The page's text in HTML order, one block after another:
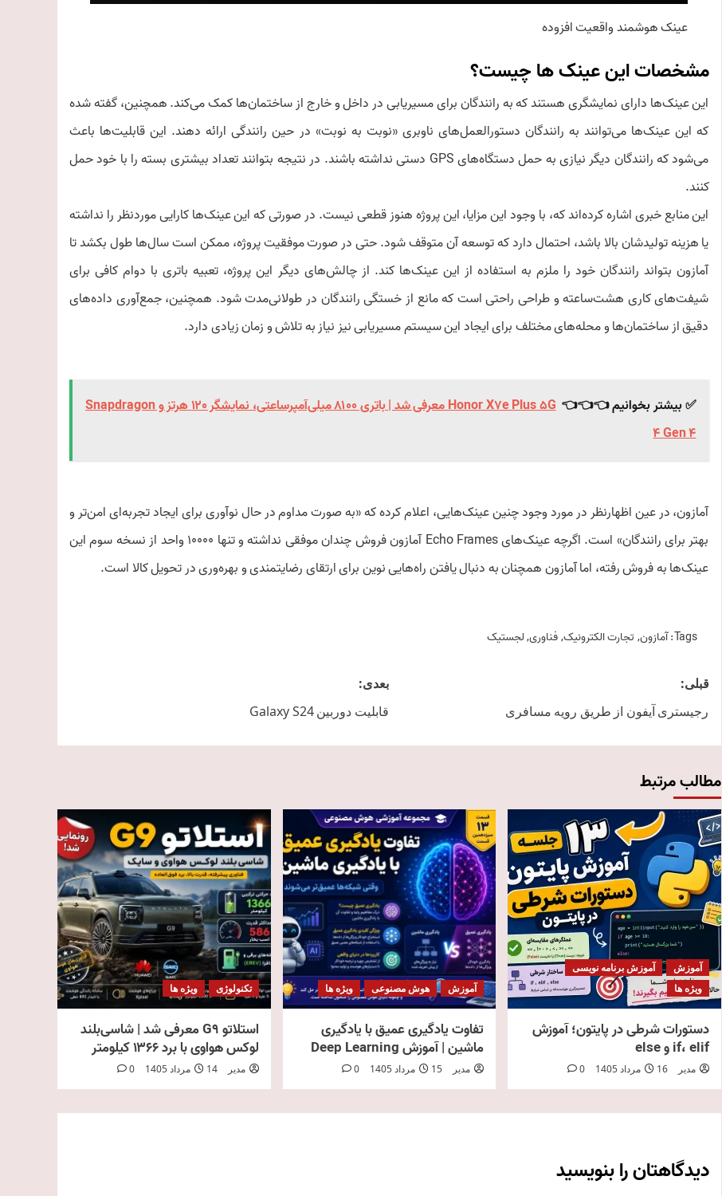
عینک‌ هوشمند واقعیت افزوده
مشخصات این عینک ها چیست؟
این عینک‌ها دارای نمایشگری هستند که به رانندگان برای مسیریابی در داخل و خارج از ساختمان‌ها کمک می‌کند. همچنین، گفته شده
که این عینک‌ها می‌توانند به رانندگان دستورالعمل‌های ناوبری «نوبت به نوبت» در حین رانندگی ارائه دهند. این قابلیت‌ها باعث
می‌شود که رانندگان دیگر نیازی به حمل دستگاه‌های GPS دستی نداشته باشند. در نتیجه بتوانند تعداد بیشتری بسته را با خود حمل
کنند.
این منابع خبری اشاره کرده‌اند که، با وجود این مزایا، این پروژه هنوز قطعی نیست. در صورتی که این عینک‌ها کارایی موردنظر را نداشته
یا هزینه تولیدشان بالا باشد، احتمال دارد که توسعه آن متوقف شود. حتی در صورت موفقیت پروژه، ممکن است سال‌ها طول بکشد تا
آمازون بتواند رانندگان خود را ملزم به استفاده از این عینک‌ها کند. از چالش‌های دیگر این پروژه، تعبیه باتری با دوام کافی برای
شیفت‌های کاری هشت‌ساعته و طراحی راحتی است که مانع از خستگی رانندگان در طولانی‌مدت شود. همچنین، جمع‌آوری داده‌های
دقیق از ساختمان‌ها و محله‌های مختلف برای ایجاد این سیستم مسیریابی نیز نیاز به تلاش و زمان زیادی دارد.
✅ بیشتر بخوانیم 👈👈👈
Honor X7e Plus 5G معرفی شد | باتری ۸۱۰۰ میلی‌آمپرساعتی، نمایشگر ۱۲۰ هرتز و Snapdragon
4 Gen 4
آمازون، در عین اظهارنظر در مورد وجود چنین عینک‌هایی، اعلام کرده که «به صورت مداوم در حال نوآوری برای ایجاد تجربه‌ای امن‌تر و
بهتر برای رانندگان» است. اگرچه عینک‌های Echo Frames آمازون فروش چندان موفقی نداشته و تنها ۱۰۰۰۰ واحد از نسخه سوم این
عینک‌ها به فروش رفته، اما آمازون همچنان به دنبال یافتن راه‌هایی نوین برای ارتقای رضایتمندی و بهره‌وری در تحویل کالا است.
Tags: آمازون, تجارت الکترونیک,فناوری,لجستیک
Post
navigation
قبلی:
رجیستری آیفون از طریق رویه مسافری
بعدی:
قابلیت دوربین Galaxy S24
مطالب مرتبط
آموزش
آموزش برنامه نویسی
ویژه ها
دستورات شرطی در پایتون؛ آموزش
if، elif و else
مدیر 16 مرداد 1405 0
آموزش هوش مصنوعی ویژه ها
تفاوت یادگیری عمیق با یادگیری
ماشین | آموزش Deep Learning
مدیر 15 مرداد 1405 0
تکنولوژی ویژه ها
استلاتو G9 معرفی شد | شاسی‌بلند
لوکس هواوی با برد ۱۳۶۶ کیلومتر
مدیر 14 مرداد 1405 0
دیدگاهتان را بنویسید